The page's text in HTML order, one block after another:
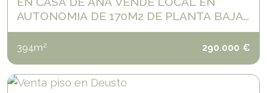
AUTONOMIA DE 170M2 DE PLANTA BAJA
Y 200M2 DE SÓTANO
394m2 290.000 €